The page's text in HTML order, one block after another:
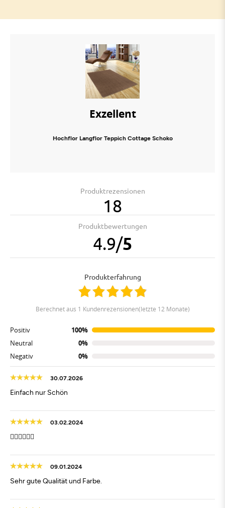
Exzellent
Hochflor Langflor Teppich Cottage Schoko
Produktrezensionen
18
Produktbewertungen
4.9/5
Produkterfahrung
berechnet aus 1 Kundenrezensionen(letzte 12 Monate)
Positiv
100%
Neutral
0%
Negativ
0%
30.07.2026
Einfach nur Schön
03.02.2024
👍🏻👍🏻👍🏻
09.01.2024
Sehr gute Qualität und Farbe.